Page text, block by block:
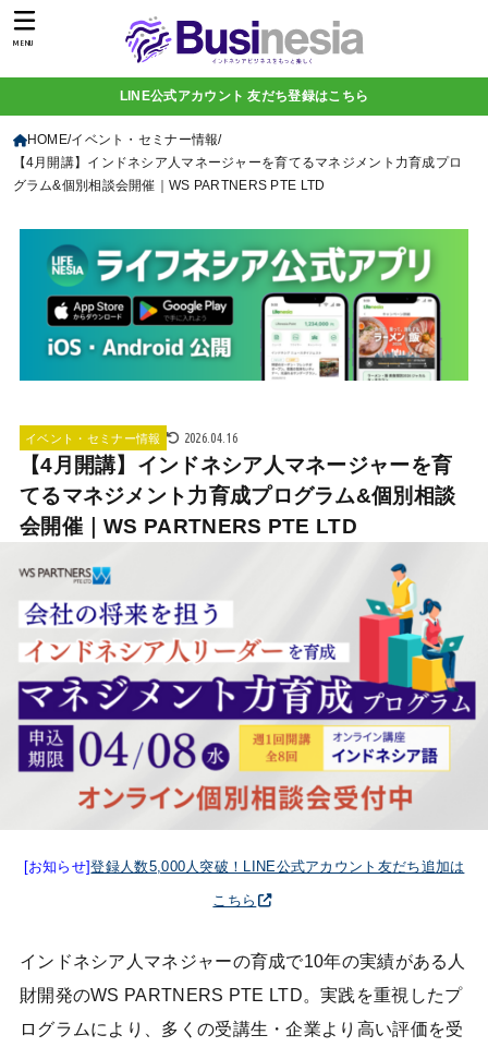
MENU
LINE公式アカウント 友だち登録はこちら
HOME イベント・セミナー情報
【4月開講】インドネシア人マネージャーを育てるマネジメント力育成プロ
グラム&個別相談会開催｜WS PARTNERS PTE LTD
イベント・セミナー情報 2026.04.16
【4月開講】インドネシア人マネージャーを育
てるマネジメント力育成プログラム&個別相談
会開催｜WS PARTNERS PTE LTD
[お知らせ]登録人数5,000人突破！LINE公式アカウント友だち追加は
こちら
インドネシア人マネジャーの育成で10年の実績がある人
財開発のWS PARTNERS PTE LTD。実践を重視したプ
ログラムにより、多くの受講生・企業より高い評価を受